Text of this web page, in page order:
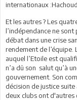
internationaux
Et les autres ? Les
l’indépendance ne sont
débat dans une crise
rendement de l’équipe.
auquel l’Etoile est
n’a dû son salut qu’à
gouvernement. Son
décision de justice
deux clubs ont